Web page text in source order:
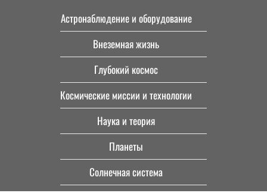
Астронаблюдение и оборудование
Внеземная жизнь
Глубокий космос
Космические миссии и технологии
Наука и теория
Планеты
Солнечная система